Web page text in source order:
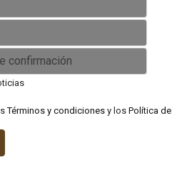
Términos y condicionesy los Política de